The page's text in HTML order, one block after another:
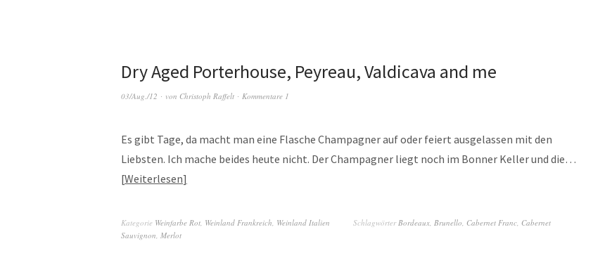
Dry Aged Porterhouse, Peyreau, Valdicava and me
03/Aug./12 von Christoph Raffelt Kommentare 1
Es gibt Tage, da macht man eine Flasche Champagner auf oder feiert ausgelassen mit den
Liebsten. Ich mache beides heute nicht. Der Champagner liegt noch im Bonner Keller und die…
Weiterlesen
Kategorie Weinfarbe Rot, Weinland Frankreich, Weinland Italien SchlagwörterBordeaux, Brunello, Cabernet Franc, Cabernet
Sauvignon, Merlot